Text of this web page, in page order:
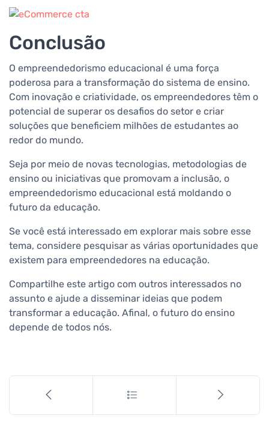
Conclusão
O empreendedorismo educacional é uma força
poderosa para a transformação do sistema de ensino.
Com inovação e criatividade, os empreendedores têm o
potencial de superar os desafios do setor e criar
soluções que beneficiem milhões de estudantes ao
redor do mundo.
Seja por meio de novas tecnologias, metodologias de
ensino ou iniciativas que promovam a inclusão, o
empreendedorismo educacional está moldando o
futuro da educação.
Se você está interessado em explorar mais sobre esse
tema, considere pesquisar as várias oportunidades que
existem para empreendedores na educação.
Compartilhe este artigo com outros interessados no
assunto e ajude a disseminar ideias que podem
transformar a educação. Afinal, o futuro do ensino
depende de todos nós.